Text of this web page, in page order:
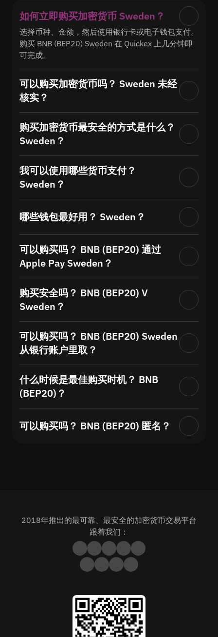
如何立即购买加密货币 Sweden？
选择币种、金额，然后使用银行卡或电子钱包支付。
购买 BNB (BEP20) Sweden 在 Quickex 上几分钟即
可完成。
可以购买加密货币吗？ Sweden 未经
核实？
购买加密货币最安全的方式是什么？
Sweden？
我可以使用哪些货币支付？
Sweden？
哪些钱包最好用？ Sweden？
可以购买吗？ BNB (BEP20) 通过
Apple Pay Sweden？
购买安全吗？ BNB (BEP20) V
Sweden？
可以购买吗？ BNB (BEP20) Sweden
从银行账户里取？
什么时候是最佳购买时机？ BNB
(BEP20)？
可以购买吗？ BNB (BEP20) 匿名？
2018年推出的最可靠、最安全的加密货币交易平台
跟着我们：